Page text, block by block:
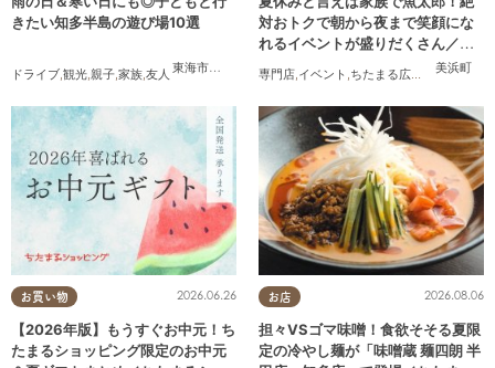
東海市
,大府市 知多市,東浦町 半田市 常滑市, 美浜町
きたい知多半島の遊び場10選
ドライブ,観光,親子,家族,友人 美浜町
対おトクで朝から夜まで笑顔にな
れるイベントが盛りだくさん／ち
たまる広告
専門店,イベント ,ちたまる広告 家族
お買い物 2026.06.26
【2026年版】もうすぐお中元！ち
たまるショッピング限定のお中元
お店 2026.08.06
担々VSゴマ味噌！食欲そそる夏限
定の冷やし麺が「味噌蔵 麺四朗 半